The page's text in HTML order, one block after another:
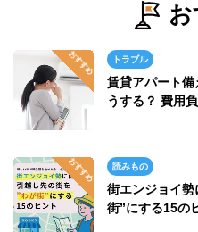
トラブル
賃貸アパート
うする？ 費用
読みもの
街エンジョイ
街”にする15の